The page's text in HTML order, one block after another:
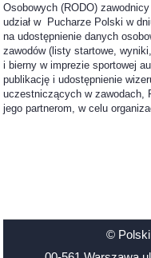
Osobowych (RODO)
udział w Pucharze Polski w
na udostępnienie danych
zawodów (listy startowe,
i bierny w imprezie sportowej
publikację i udostępnienie
uczestniczących w zawodach,
jego partnerom, w celu
©